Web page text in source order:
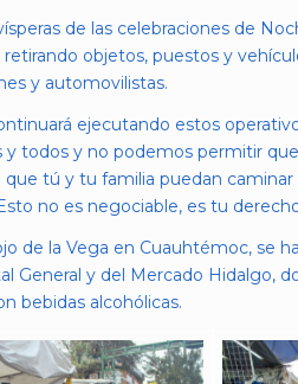
de las celebraciones de
objetos, puestos y
y automovilistas.
ejecutando estos
y todos y no podemos permitir
tú y tu familia puedan
no es negociable, es tu
de la Vega en Cuauhtémoc, se
General y del Mercado Hidalgo,
bebidas alcohólicas.